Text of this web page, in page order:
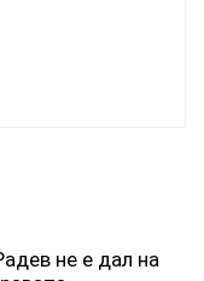
не е дал на